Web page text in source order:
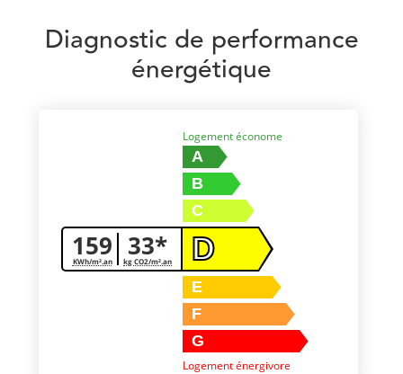
Diagnostic de performance
énergétique
159
KWh/m².an 33*
kg CO2/m².an
Logement économe
A
B
C
D
E
F
G
Logement énergivore